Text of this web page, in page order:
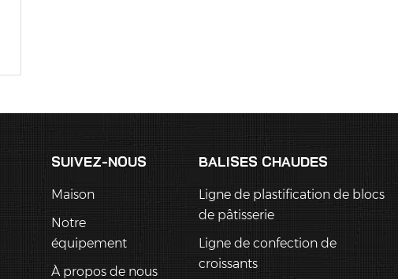
SUIVEZ-NOUS
Maison
Notre
équipement
À propos de nous
BALISES CHAUDES
Ligne de plastification de blocs
de pâtisserie
Ligne de confection de
croissants